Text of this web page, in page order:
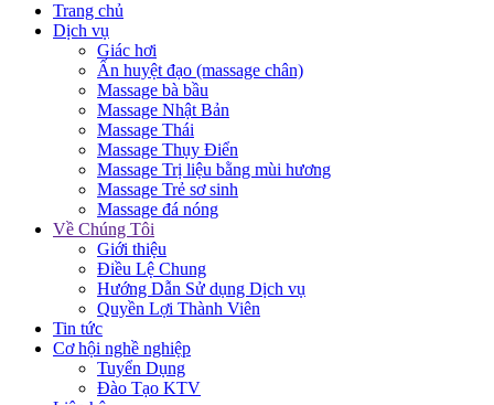
Trang chủ
Dịch vụ
Giác hơi
Ấn huyệt đạo (massage chân)
Massage bà bầu
Massage Nhật Bản
Massage Thái
Massage Thụy Điển
Massage Trị liệu bằng mùi hương
Massage Trẻ sơ sinh
Massage đá nóng
Về Chúng Tôi
Giới thiệu
Điều Lệ Chung
Hướng Dẫn Sử dụng Dịch vụ
Quyền Lợi Thành Viên
Tin tức
Cơ hội nghề nghiệp
Tuyển Dụng
Đào Tạo KTV